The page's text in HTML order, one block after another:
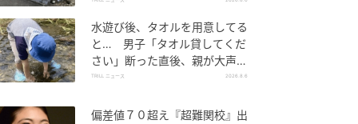
水遊び後、タオルを用意してる
と… 男子「タオル貸してくだ
さい」断った直後、親が大声で
放った一言に絶句
TRILL ニュース 2026.8.6
偏差値７０超え『超難関校』出